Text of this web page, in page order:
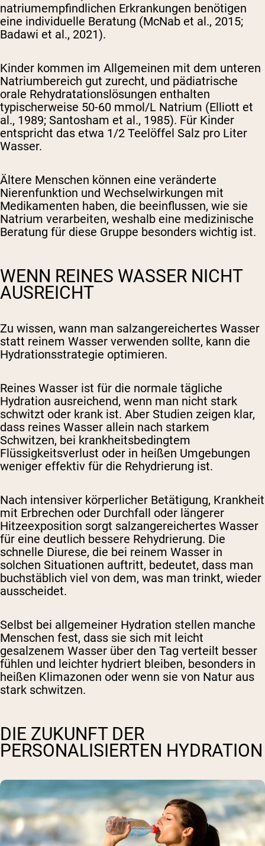
natriumempfindlichen Erkrankungen benötigen
eine individuelle Beratung (McNab et al., 2015;
Badawi et al., 2021).
Kinder kommen im Allgemeinen mit dem unteren
Natriumbereich gut zurecht, und pädiatrische
orale Rehydratationslösungen enthalten
typischerweise 50-60 mmol/L Natrium (Elliott et
al., 1989; Santosham et al., 1985). Für Kinder
entspricht das etwa 1/2 Teelöffel Salz pro Liter
Wasser.
Ältere Menschen können eine veränderte
Nierenfunktion und Wechselwirkungen mit
Medikamenten haben, die beeinflussen, wie sie
Natrium verarbeiten, weshalb eine medizinische
Beratung für diese Gruppe besonders wichtig ist.
WENN REINES WASSER NICHT
AUSREICHT
Zu wissen, wann man salzangereichertes Wasser
statt reinem Wasser verwenden sollte, kann die
Hydrationsstrategie optimieren.
Reines Wasser ist für die normale tägliche
Hydration ausreichend, wenn man nicht stark
schwitzt oder krank ist. Aber Studien zeigen klar,
dass reines Wasser allein nach starkem
Schwitzen, bei krankheitsbedingtem
Flüssigkeitsverlust oder in heißen Umgebungen
weniger effektiv für die Rehydrierung ist.
Nach intensiver körperlicher Betätigung, Krankheit
mit Erbrechen oder Durchfall oder längerer
Hitzeexposition sorgt salzangereichertes Wasser
für eine deutlich bessere Rehydrierung. Die
schnelle Diurese, die bei reinem Wasser in
solchen Situationen auftritt, bedeutet, dass man
buchstäblich viel von dem, was man trinkt, wieder
ausscheidet.
Selbst bei allgemeiner Hydration stellen manche
Menschen fest, dass sie sich mit leicht
gesalzenem Wasser über den Tag verteilt besser
fühlen und leichter hydriert bleiben, besonders in
heißen Klimazonen oder wenn sie von Natur aus
stark schwitzen.
DIE ZUKUNFT DER
PERSONALISIERTEN HYDRATION